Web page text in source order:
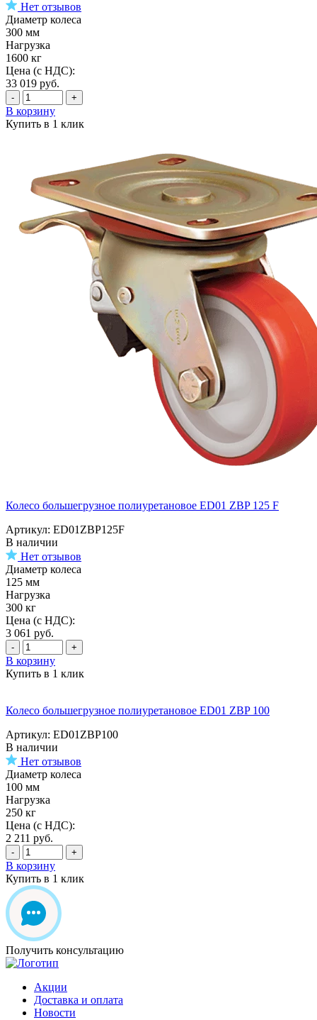
Нет отзывов
Диаметр колеса
300 мм
Нагрузка
1600 кг
Цена (с НДС):
33 019 руб.
- +
В корзину
Купить в 1 клик
Колесо большегрузное полиуретановое ED01 ZBP 125 F
Артикул: ED01ZBP125F
В наличии
Нет отзывов
Диаметр колеса
125 мм
Нагрузка
300 кг
Цена (с НДС):
3 061 руб.
- +
В корзину
Купить в 1 клик
Колесо большегрузное полиуретановое ED01 ZBP 100
Артикул: ED01ZBP100
В наличии
Нет отзывов
Диаметр колеса
100 мм
Нагрузка
250 кг
Цена (с НДС):
2 211 руб.
- +
В корзину
Купить в 1 клик
Получить консультацию
Акции
Доставка и оплата
Новости